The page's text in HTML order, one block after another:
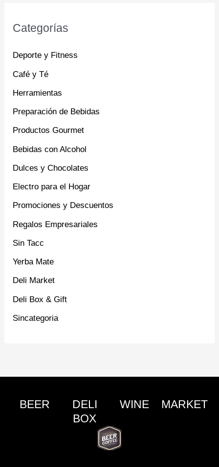
Categorías
Deporte y Fitness
Café y Té
Herramientas
Preparación de Bebidas
Productos Gourmet
Bebidas con Alcohol
Dulces y Chocolates
Electro para el Hogar
Promociones y Descuentos
Regalos Empresariales
Sin Tacc
Yerba Mate
Deli Market
Deli Box & Gift
Sincategoria
BEER
DELI
BOX
WINE MARKET